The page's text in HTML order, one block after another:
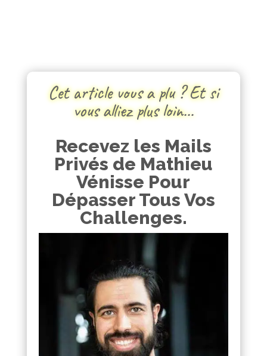
Cet article vous a plu ? Et si
vous alliez plus loin…
Recevez les Mails
Privés de Mathieu
Vénisse Pour
Dépasser Tous Vos
Challenges.